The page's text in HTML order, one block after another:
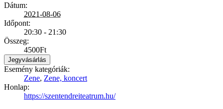
Dátum:
2021-08-06
Időpont:
20:30 - 21:30
Összeg:
4500Ft
Jegyvásárlás
Esemény kategóriák:
Zene, Zene, koncert
Honlap:
https://szentendreiteatrum.hu/